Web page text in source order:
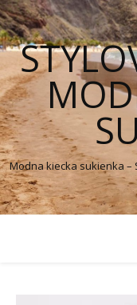
Modna kiecka sukienka –